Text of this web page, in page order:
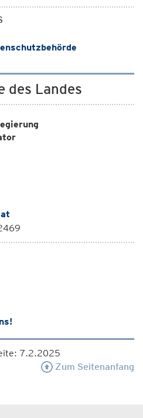
des Landes
7.2.2025
Zum Seitenanfang